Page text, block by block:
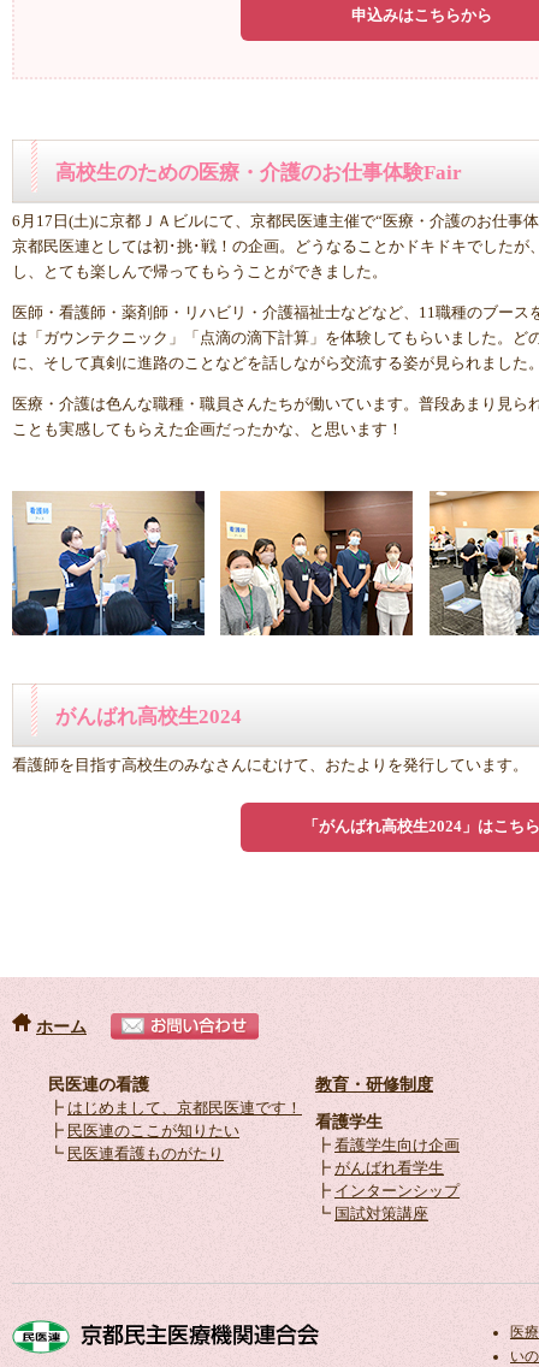
申込みはこちらから
高校生のための医療・介護のお仕事体験Fair
6月17日(土)に京都ＪＡビルにて、京都民医連主催で“医療・介護のお仕事
京都民医連としては初･挑･戦！の企画。どうなることかドキドキでしたが
し、とても楽しんで帰ってもらうことができました。
医師・看護師・薬剤師・リハビリ・介護福祉士などなど、11職種のブー
は「ガウンテクニック」「点滴の滴下計算」を体験してもらいました。ど
に、そして真剣に進路のことなどを話しながら交流する姿が見られました
医療・介護は色んな職種・職員さんたちが働いています。普段あまり見ら
ことも実感してもらえた企画だったかな、と思います！
がんばれ高校生2024
看護師を目指す高校生のみなさんにむけて、おたよりを発行しています。
「がんばれ高校生2024」はこちら
ホーム
民医連の看護
┣ はじめまして、京都民医連です！
┣ 民医連のここが知りたい
┗ 民医連看護ものがたり
教育・研修制度
看護学生
┣ 看護学生向け企画
┣ がんばれ看学生
┣ インターンシップ
┗ 国試対策講座
医
い